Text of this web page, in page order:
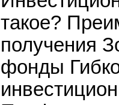
такое?
получения
фонды